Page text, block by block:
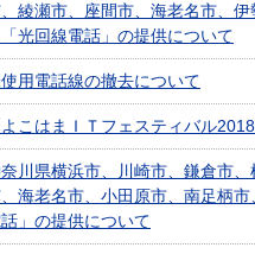
綾瀬市、座間市、海老名市、
光回線電話」の提供について
用電話線の撤去について
よこはまＩＴフェスティバル
川県横浜市、川崎市、鎌倉市
海老名市、小田原市、南足柄
」の提供について